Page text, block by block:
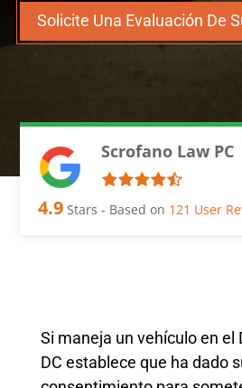
Solicite Una Evaluación De
Scrofano Law PC
4.9 Stars - Based on 121 User
Si maneja un vehículo en el
DC establece que ha dado